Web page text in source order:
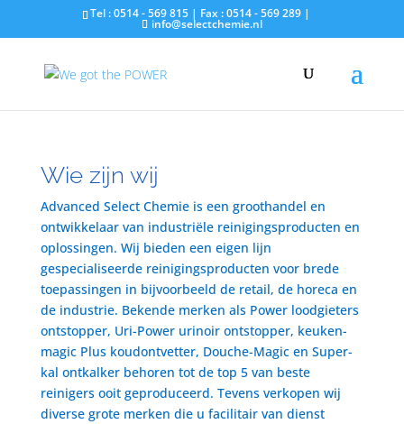
Tel : 0514 - 569 815 | Fax : 0514 - 569 289 |
info@selectchemie.nl
Wie zijn wij
Advanced Select Chemie is een groothandel en
ontwikkelaar van industriële reinigingsproducten en
oplossingen. Wij bieden een eigen lijn
gespecialiseerde reinigingsproducten voor brede
toepassingen in bijvoorbeeld de retail, de horeca en
de industrie. Bekende merken als Power loodgieters
ontstopper, Uri-Power urinoir ontstopper, keuken-
magic Plus koudontvetter, Douche-Magic en Super-
kal ontkalker behoren tot de top 5 van beste
reinigers ooit geproduceerd. Tevens verkopen wij
diverse grote merken die u facilitair van dienst